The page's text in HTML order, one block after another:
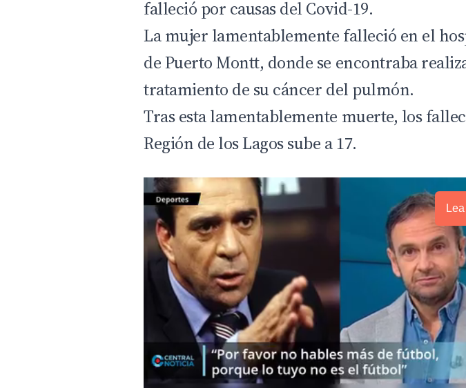
falleció por causas del Covid-19.
La mujer lamentablemente falleció en el
de Puerto Montt, donde se encontraba
tratamiento de su cáncer del pulmón.
Tras esta lamentablemente muerte, los
Región de los Lagos sube a 17.